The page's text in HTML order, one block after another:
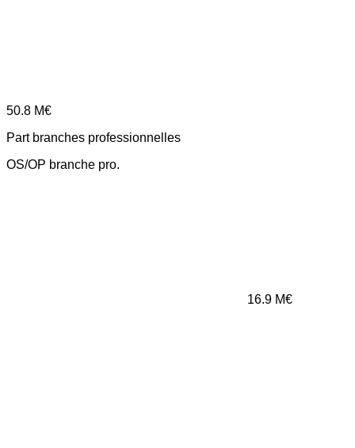
50.8 M€
Part branches professionnelles
OS/OP branche pro.
16.9 M€